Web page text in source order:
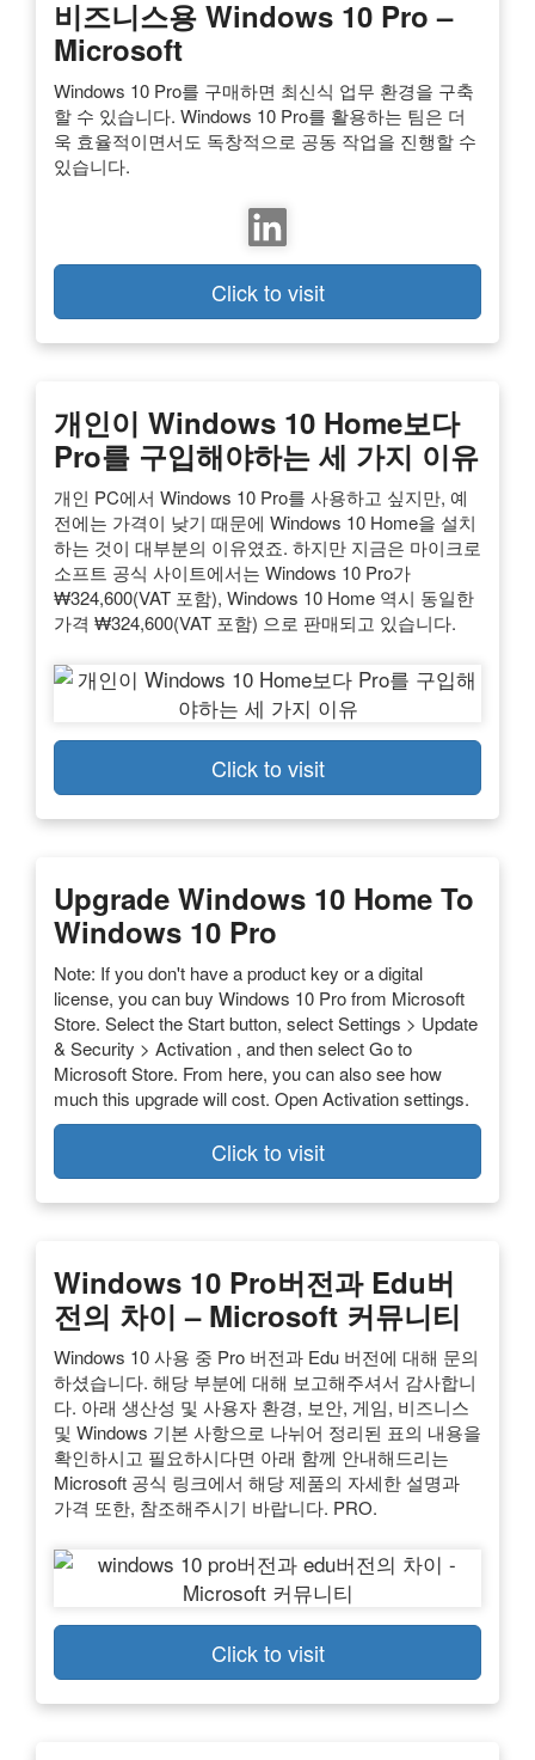
비즈니스용 Windows 10 Pro –
Microsoft
Windows 10 Pro를 구매하면 최신식 업무 환경을 구축
할 수 있습니다. Windows 10 Pro를 활용하는 팀은 더
욱 효율적이면서도 독창적으로 공동 작업을 진행할 수
있습니다.
Click to visit
개인이 Windows 10 Home보다
Pro를 구입해야하는 세 가지 이유
개인 PC에서 Windows 10 Pro를 사용하고 싶지만, 예
전에는 가격이 낮기 때문에 Windows 10 Home을 설치
하는 것이 대부분의 이유였죠. 하지만 지금은 마이크로
소프트 공식 사이트에서는 Windows 10 Pro가
₩324,600(VAT 포함), Windows 10 Home 역시 동일한
가격 ₩324,600(VAT 포함) 으로 판매되고 있습니다.
Click to visit
Upgrade Windows 10 Home To
Windows 10 Pro
Note: If you don't have a product key or a digital
license, you can buy Windows 10 Pro from Microsoft
Store. Select the Start button, select Settings > Update
& Security > Activation , and then select Go to
Microsoft Store. From here, you can also see how
much this upgrade will cost. Open Activation settings.
Click to visit
Windows 10 Pro버전과 Edu버
전의 차이 – Microsoft 커뮤니티
Windows 10 사용 중 Pro 버전과 Edu 버전에 대해 문의
하셨습니다. 해당 부분에 대해 보고해주셔서 감사합니
다. 아래 생산성 및 사용자 환경, 보안, 게임, 비즈니스
및 Windows 기본 사항으로 나뉘어 정리된 표의 내용을
확인하시고 필요하시다면 아래 함께 안내해드리는
Microsoft 공식 링크에서 해당 제품의 자세한 설명과
가격 또한, 참조해주시기 바랍니다. PRO.
Click to visit